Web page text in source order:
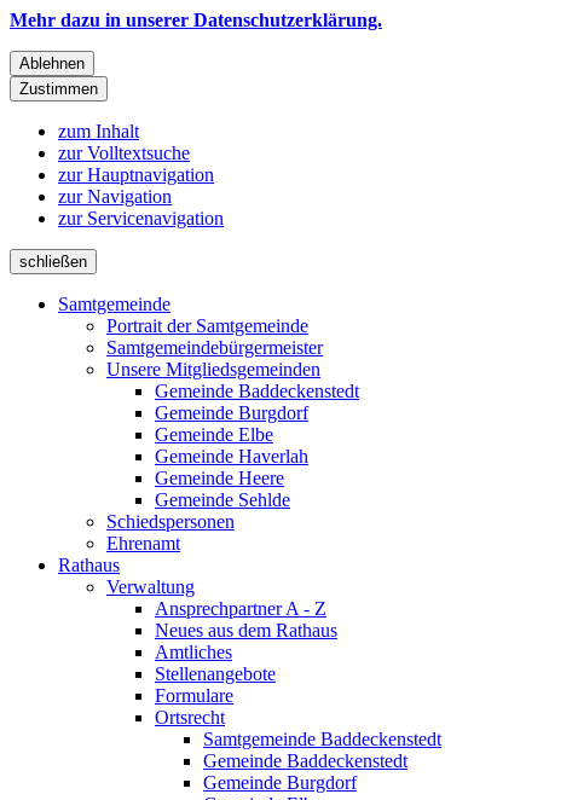
Mehr dazu in unserer Datenschutzerklärung.
Ablehnen
Zustimmen
zum Inhalt
zur Volltextsuche
zur Hauptnavigation
zur Navigation
zur Servicenavigation
schließen
Samtgemeinde
Portrait der Samtgemeinde
Samtgemeindebürgermeister
Unsere Mitgliedsgemeinden
Gemeinde Baddeckenstedt
Gemeinde Burgdorf
Gemeinde Elbe
Gemeinde Haverlah
Gemeinde Heere
Gemeinde Sehlde
Schiedspersonen
Ehrenamt
Rathaus
Verwaltung
Ansprechpartner A - Z
Neues aus dem Rathaus
Amtliches
Stellenangebote
Formulare
Ortsrecht
Samtgemeinde Baddeckenstedt
Gemeinde Baddeckenstedt
Gemeinde Burgdorf